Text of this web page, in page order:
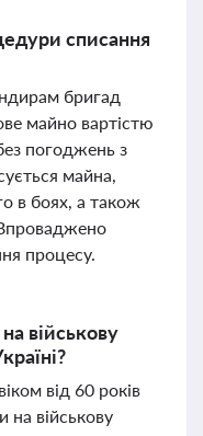
списання
бригад
майно вартістю
погоджень з
майна,
в боях, а також
Впроваджено
процесу.
військову
від 60 років
на військову